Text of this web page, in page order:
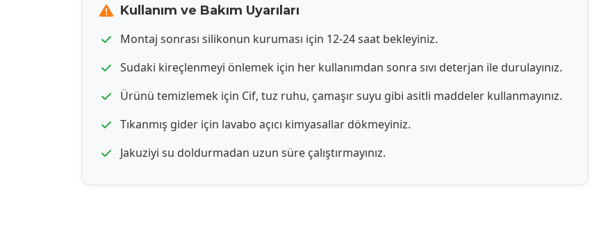
Kullanım ve Bakım Uyarıları
Montaj sonrası silikonun kuruması için 12-24 saat bekleyiniz.
Sudaki kireçlenmeyi önlemek için her kullanımdan sonra sıvı deterjan ile durulayınız.
Ürünü temizlemek için Cif, tuz ruhu, çamaşır suyu gibi asitli maddeler kullanmayınız.
Tıkanmış gider için lavabo açıcı kimyasallar dökmeyiniz.
Jakuziyi su doldurmadan uzun süre çalıştırmayınız.